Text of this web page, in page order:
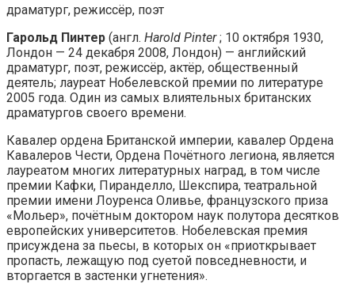
драматург, режиссёр, поэт
Гарольд Пинтер (англ. Harold Pinter; 10 октября 1930,
Лондон — 24 декабря 2008, Лондон) — английский
драматург, поэт, режиссёр, актёр, общественный
деятель; лауреат Нобелевской премии по литературе
2005 года. Один из самых влиятельных британских
драматургов своего времени.
Кавалер ордена Британской империи, кавалер Ордена
Кавалеров Чести, Ордена Почётного легиона, является
лауреатом многих литературных наград, в том числе
премии Кафки, Пиранделло, Шекспира, театральной
премии имени Лоуренса Оливье, французского приза
«Мольер», почётным доктором наук полутора десятков
европейских университетов. Нобелевская премия
присуждена за пьесы, в которых он «приоткрывает
пропасть, лежащую под суетой повседневности, и
вторгается в застенки угнетения».